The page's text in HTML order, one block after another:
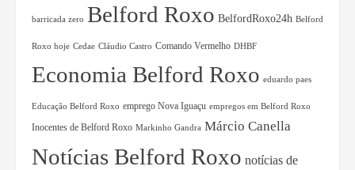
barricada zero Belford Roxo BelfordRoxo24h Belford
Roxo hoje Cedae Cláudio Castro Comando Vermelho DHBF
Economia Belford Roxo eduardo paes
Educação Belford Roxo emprego Nova Iguaçu empregos em Belford Roxo
Inocentes de Belford Roxo Markinho Gandra Márcio Canella
Notícias Belford Roxo notícias de